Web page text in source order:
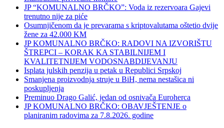
JP “KOMUNALNO BRČKO”: Voda iz rezervoara Gajevi
trenutno nije za piće
Osumnjičenom da je prevarama s kriptovalutama oštetio dvije
žene za 42.000 KM
JP KOMUNALNO BRČKO: RADOVI NA IZVORIŠTU
ŠTREPCI – KORAK KA STABILNIJEM I
KVALITETNIJEM VODOSNABDIJEVANJU
Isplata julskih penzija u petak u Republici Srpskoj
Smanjena proizvodnja struje u BiH, nema nestašica ni
poskupljenja
Preminuo Drago Galić, jedan od osnivača Euroherca
JP KOMUNALNO BRČKO: OBAVJEŠTENJE o
planiranim radovima za 7.8.2026. godine